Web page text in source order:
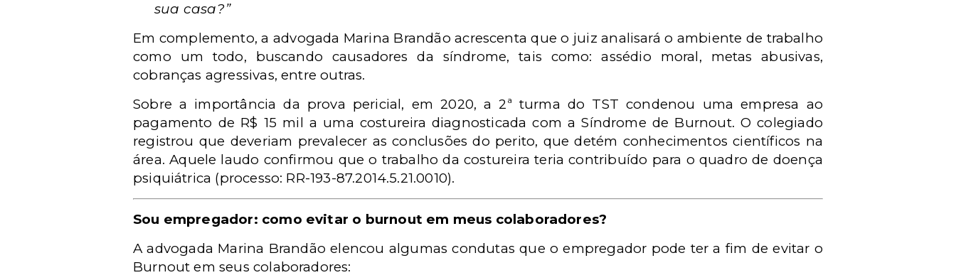
sua casa?”
Em complemento, a advogada Marina Brandão acrescenta que o juiz analisará o ambiente de trabalho
como um todo, buscando causadores da síndrome, tais como: assédio moral, metas abusivas,
cobranças agressivas, entre outras.
Sobre a importância da prova pericial, em 2020, a 2ª turma do TST condenou uma empresa ao
pagamento de R$ 15 mil a uma costureira diagnosticada com a Síndrome de Burnout. O colegiado
registrou que deveriam prevalecer as conclusões do perito, que detém conhecimentos científicos na
área. Aquele laudo confirmou que o trabalho da costureira teria contribuído para o quadro de doença
psiquiátrica (processo: RR-193-87.2014.5.21.0010).
Sou empregador: como evitar o burnout em meus colaboradores?
A advogada Marina Brandão elencou algumas condutas que o empregador pode ter a fim de evitar o
Burnout em seus colaboradores: